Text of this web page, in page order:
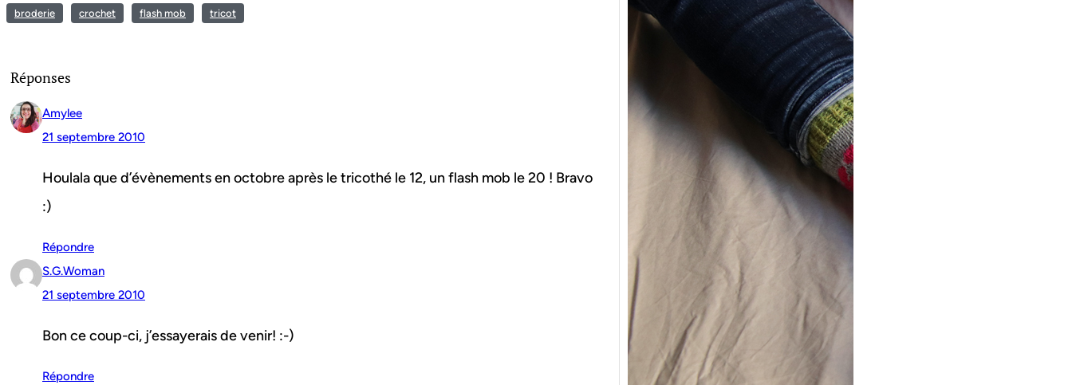
broderie crochet flash mob tricot
Réponses
Amylee
21 septembre 2010
Houlala que d’évènements en octobre après le tricothé le 12, un flash mob le 20 ! Bravo
:)
Répondre
S.G.Woman
21 septembre 2010
Bon ce coup-ci, j’essayerais de venir! :-)
Répondre
{Tricot} Flower
power socks
Ce patron a été
initialement créé pour les
membres de…